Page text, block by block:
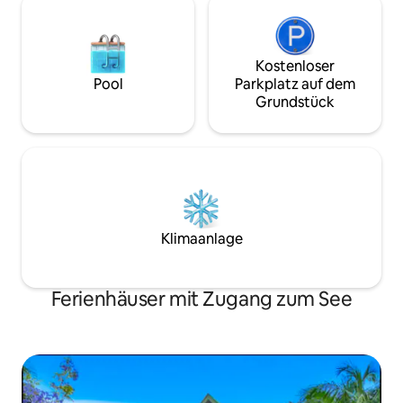
Pool
Kostenloser
Parkplatz auf dem
Grundstück
Klimaanlage
Ferienhäuser mit Zugang zum See